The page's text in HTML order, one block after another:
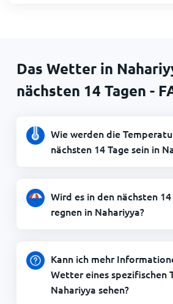
Das Wetter in
nächsten 14 Tagen -
Wie werden die
nächsten 14 Tage sein in
Wird es in den nächsten 14
regnen in Nahariyya?
Kann ich mehr
Wetter eines spezifischen
Nahariyya sehen?